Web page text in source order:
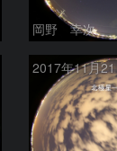
岡野 幸次